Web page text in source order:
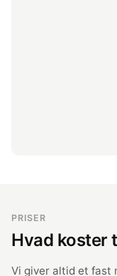
PRISER
Hvad koster
Vi giver altid et fast